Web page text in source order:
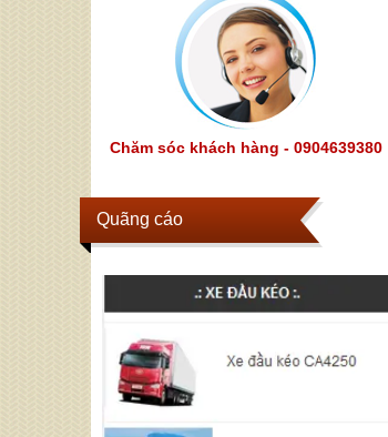
Chăm sóc khách hàng - 0904639380
Quãng cáo